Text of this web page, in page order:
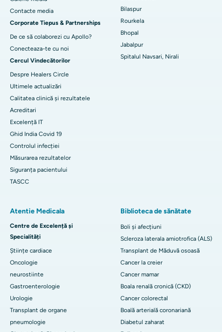
Cel mai bun spital de cancer pentru femei din sudul Delhi
Contacte media
Corporate Tiepus & Partnerships
De ce să colaborezi cu Apollo?
Conecteaza-te cu noi
Cercul Vindecătorilor
Despre Healers Circle
Ultimele actualizări
Calitatea clinică și rezultatele
Acreditari
Excelență IT
Ghid India Covid 19
Controlul infecției
Măsurarea rezultatelor
Siguranța pacientului
TASCC
Bilaspur
Rourkela
Bhopal
Jabalpur
Spitalul Navsari, Nirali
Atentie Medicala
Centre de Excelență și
Specialități
Științe cardiace
Oncologie
neurostiinte
Gastroenterologie
Urologie
Transplant de organe
pneumologie
Biblioteca de sănătate
Boli și afecțiuni
Scleroza laterala amiotrofica (ALS)
Transplant de Măduvă osoasă
Cancer la creier
Cancer mamar
Boala renală cronică (CKD)
Cancer colorectal
Boală arterială coronariană
Diabetul zaharat